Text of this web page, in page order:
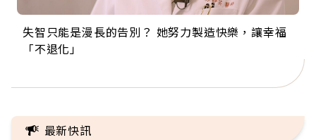
失智只能是漫長的告別？ 她努力製造快樂，讓幸福
「不退化」
來自剛果的巧克力神父 為台灣奉獻36年 「台灣是我
的家，我連作夢都講台語！」
63歲卸矽谷副總、搬回台灣找快樂！「蛋黃哥小
丑」走進安養院，逗樂上萬爺奶：退休後才開始真
104歲打破金氏世界紀錄 成為全球最年長羽球選
手，分享長壽的秘密原來是「這個」
事業巔峰他選擇追夢…黑手阿伯拉小提琴還登上小
巨蛋！連CNN都大讚！
最新快訊